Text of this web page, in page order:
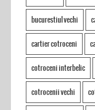
bucurestiul vechi
cartier cotroceni
cotroceni interbelic
cotrocenii vechi